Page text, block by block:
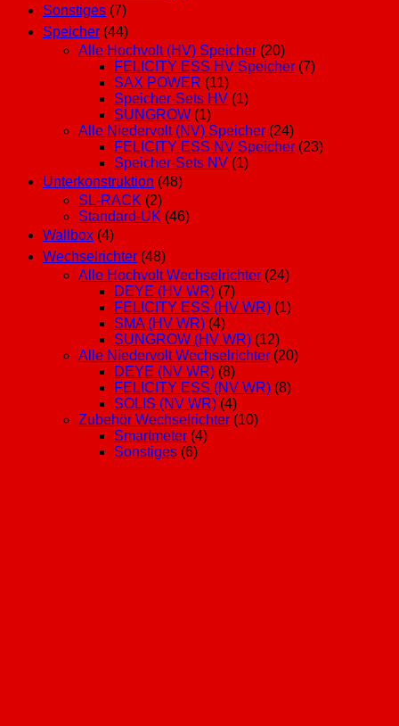
Sonstiges (7)
Speicher (44)
Alle Hochvolt (HV) Speicher (20)
FELICITY ESS HV Speicher (7)
SAX POWER (11)
Speicher-Sets HV (1)
SUNGROW (1)
Alle Niedervolt (NV) Speicher (24)
FELICITY ESS NV Speicher (23)
Speicher-Sets NV (1)
Unterkonstruktion (48)
SL-RACK (2)
Standard-UK (46)
Wallbox (4)
Wechselrichter (48)
Alle Hochvolt Wechselrichter (24)
DEYE (HV WR) (7)
FELICITY ESS (HV WR) (1)
SMA (HV WR) (4)
SUNGROW (HV WR) (12)
Alle Niedervolt Wechselrichter (20)
DEYE (NV WR) (8)
FELICITY ESS (NV WR) (8)
SOLIS (NV WR) (4)
Zubehör Wechselrichter (10)
Smartmeter (4)
Sonstiges (6)